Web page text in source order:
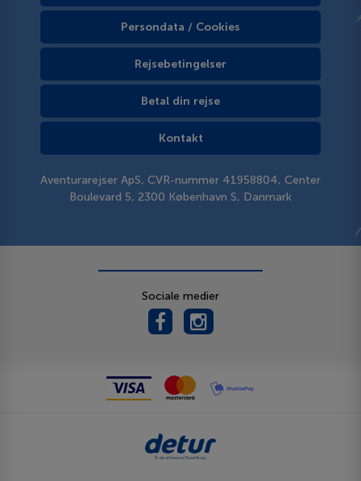
Persondata / Cookies
Rejsebetingelser
Betal din rejse
Kontakt
Aventurarejser ApS, CVR-nummer 41958804, Center
Boulevard 5, 2300 København S, Danmark
Sociale medier